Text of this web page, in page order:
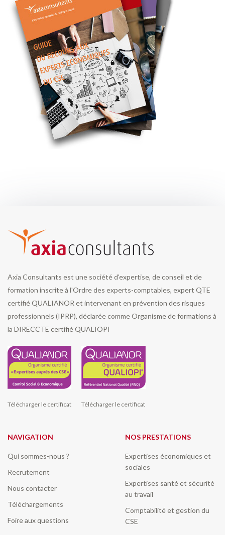
Axia Consultants est une société d'expertise, de conseil et de
formation inscrite à l'Ordre des experts-comptables, expert QTE
certifié QUALIANOR et intervenant en prévention des risques
professionnels (IPRP), déclarée comme Organisme de formations à
la DIRECCTE certifié QUALIOPI
Télécharger le certificat Télécharger le certificat
NAVIGATION
Qui sommes-nous ?
Recrutement
Nous contacter
Téléchargements
Foire aux questions
NOS PRESTATIONS
Expertises économiques et
sociales
Expertises santé et sécurité
au travail
Comptabilité et gestion du
CSE